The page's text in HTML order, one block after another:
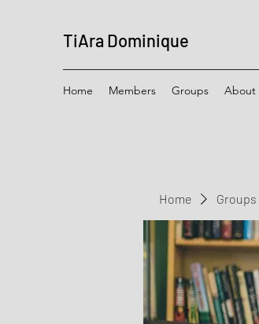
TiAra Dominique
Home Members Groups About
Home Groups